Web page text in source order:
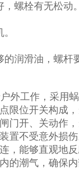
螺栓有无松动
润滑油，螺杆
外工作，采用
限位开关构成
门开、关动作
置不受意外损
，能够直观地
的潮气，确保